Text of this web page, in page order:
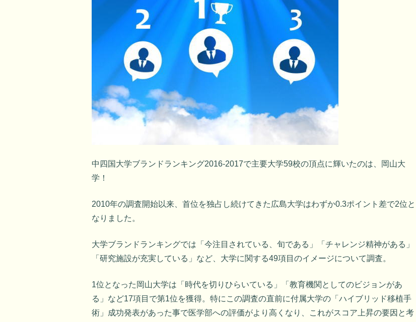
中四国大学ブランドランキング2016-2017で主要大学59校の頂点に輝いたのは、岡山大
学！
2010年の調査開始以来、首位を独占し続けてきた広島大学はわずか0.3ポイント差で2位と
なりました。
大学ブランドランキングでは「今注目されている、旬である」「チャレンジ精神がある」
「研究施設が充実している」など、大学に関する49項目のイメージについて調査。
1位となった岡山大学は「時代を切りひらいている」「教育機関としてのビジョンがあ
る」など17項目で第1位を獲得。特にこの調査の直前に付属大学の「ハイブリッド移植手
術」成功発表があった事で医学部への評価がより高くなり、これがスコア上昇の要因と考